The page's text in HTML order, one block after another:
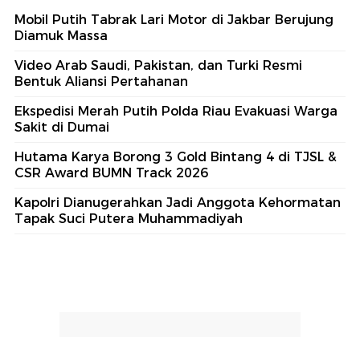
Mobil Putih Tabrak Lari Motor di Jakbar Berujung
Diamuk Massa
Video Arab Saudi, Pakistan, dan Turki Resmi
Bentuk Aliansi Pertahanan
Ekspedisi Merah Putih Polda Riau Evakuasi Warga
Sakit di Dumai
Hutama Karya Borong 3 Gold Bintang 4 di TJSL &
CSR Award BUMN Track 2026
Kapolri Dianugerahkan Jadi Anggota Kehormatan
Tapak Suci Putera Muhammadiyah